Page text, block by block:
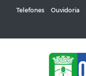
Telefones Ouvidoria